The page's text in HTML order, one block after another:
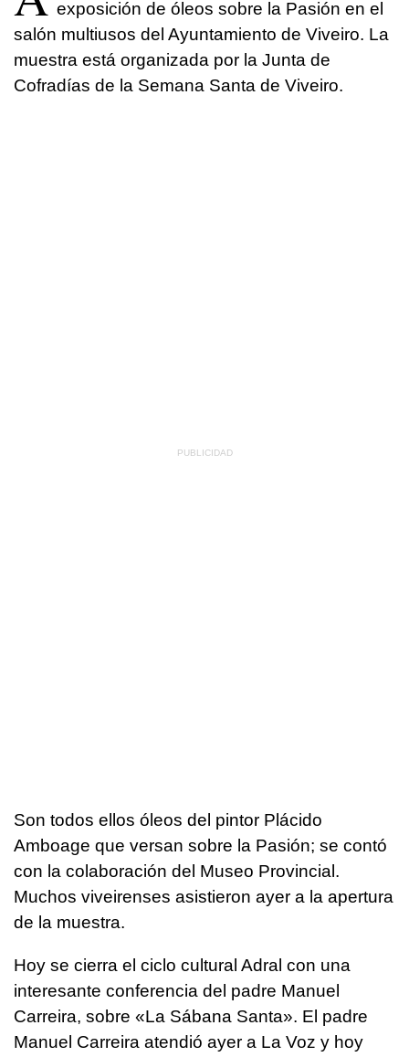
exposición de óleos sobre la Pasión en el
salón multiusos del Ayuntamiento de Viveiro. La
muestra está organizada por la Junta de
Cofradías de la Semana Santa de Viveiro.
Son todos ellos óleos del pintor Plácido
Amboage que versan sobre la Pasión; se contó
con la colaboración del Museo Provincial.
Muchos viveirenses asistieron ayer a la apertura
de la muestra.
Hoy se cierra el ciclo cultural Adral con una
interesante conferencia del padre Manuel
Carreira, sobre «La Sábana Santa». El padre
Manuel Carreira atendió ayer a La Voz y hoy